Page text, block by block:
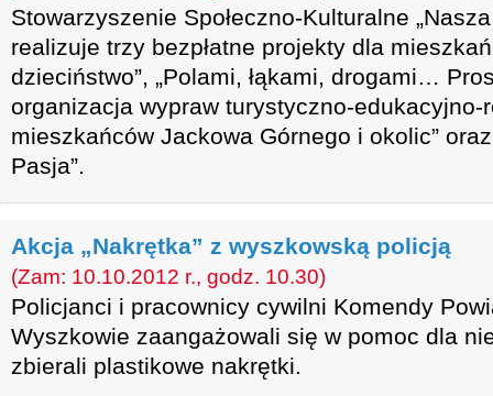
Stowarzyszenie Społeczno-Kulturalne
realizuje trzy bezpłatne projekty dla
dzieciństwo”, „Polami, łąkami, drogami…
organizacja wypraw turystyczno-edukacyjno-
mieszkańców Jackowa Górnego i okolic”
Pasja”.
Akcja „Nakrętka” z wyszkowską policją
(Zam: 10.10.2012 r., godz. 10.30)
Policjanci i pracownicy cywilni Komendy
Wyszkowie zaangażowali się w pomoc dla
zbierali plastikowe nakrętki.